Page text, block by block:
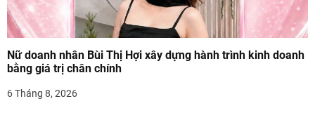
Nữ doanh nhân Bùi Thị Hợi xây dựng hành trình kinh doanh
bằng giá trị chân chính
6 Tháng 8, 2026